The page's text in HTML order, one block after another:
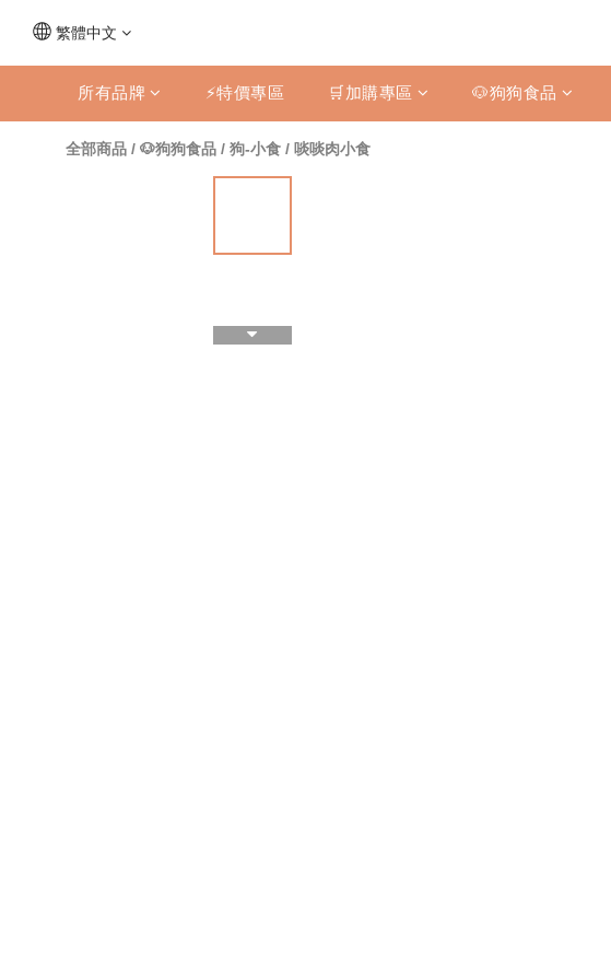
繁體中文
所有品牌 ⚡特價專區 🛒加購專區 🐶狗狗食品
全部商品 / 🐶狗狗食品 / 狗-小食 / 啖啖肉小食